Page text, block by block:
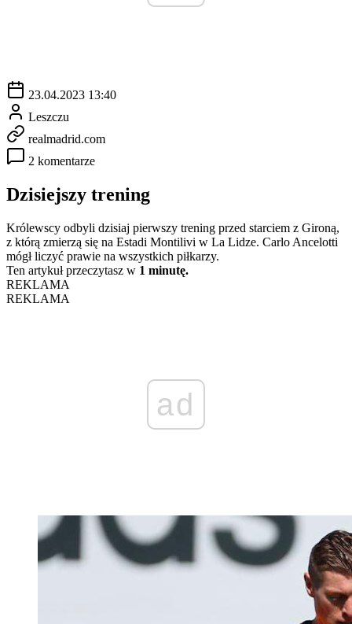
23.04.2023 13:40
Leszczu
realmadrid.com
2 komentarze
Dzisiejszy trening
Królewscy odbyli dzisiaj pierwszy trening przed starciem z Gironą,
z którą zmierzą się na Estadi Montilivi w La Lidze. Carlo Ancelotti
mógł liczyć prawie na wszystkich piłkarzy.
Ten artykuł przeczytasz w 1 minutę.
REKLAMA
REKLAMA
ad